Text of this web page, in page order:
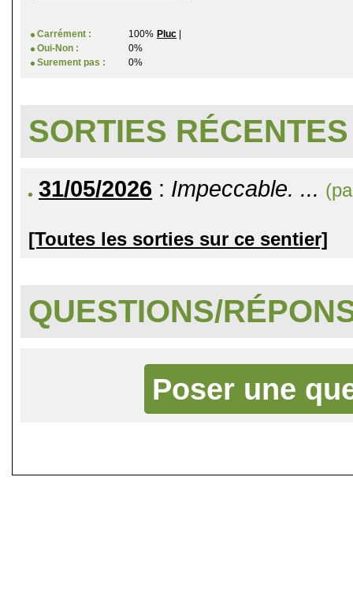
Carrément : 100% Pluc
Oui-Non :
0%
Surement pas :
0%
SORTIES RÉCENTES
31/05/2026 : Impeccable. ...
[Toutes les sorties sur ce sentier]
QUESTIONS/
Poser une